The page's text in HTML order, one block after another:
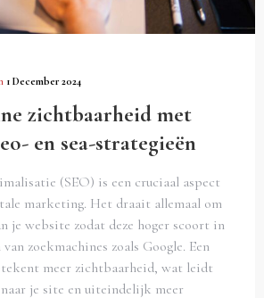
1 December 2024
zichtbaarheid met
en sea-strategieën
(SEO) is een cruciaal aspect
marketing. Het draait allemaal om
je website zodat deze hoger scoort in
zoekmachines zoals Google. Een
meer zichtbaarheid, wat leidt
je site en uiteindelijk meer